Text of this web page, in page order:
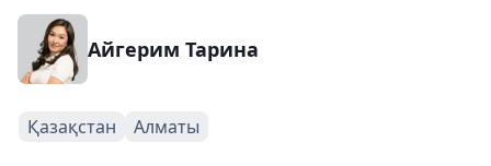
Айгерим Тарина
Қазақстан Алматы